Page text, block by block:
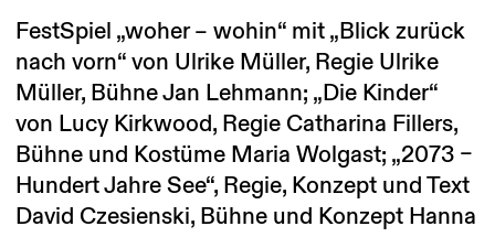
FestSpiel „woher – wohin“ mit „Blick zurück
nach vorn“ von Ulrike Müller, Regie Ulrike
Müller, Bühne Jan Lehmann; „Die Kinder“
von Lucy Kirkwood, Regie Catharina Fillers,
Bühne und Kostüme Maria Wolgast; „2073 –
Hundert Jahre See“, Regie, Konzept und Text
David Czesienski, Bühne und Konzept Hanna